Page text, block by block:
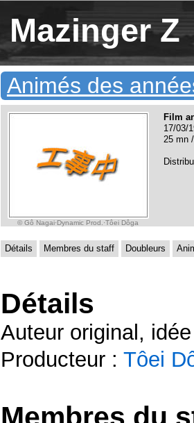
Mazinger Z
Animés des
© Gô Nagai·Dynamic Prod.·Tôei Dôga
Film
17/03/
25 mn
Détails Membres du staff Doubleurs
Détails
Auteur original,
Producteur : Tôei
Membres du